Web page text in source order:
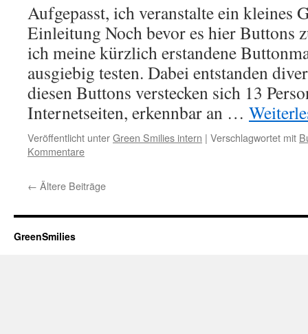
Aufgepasst, ich veranstalte ein kleines
Einleitung Noch bevor es hier Buttons
ich meine kürzlich erstandene
ausgiebig testen. Dabei entstanden
diesen Buttons verstecken sich 13
Internetseiten, erkennbar an …
Veröffentlicht unterGreen Smilies intern | Verschlagwortet mit
Kommentare
← Ältere Beiträge
GreenSmilies